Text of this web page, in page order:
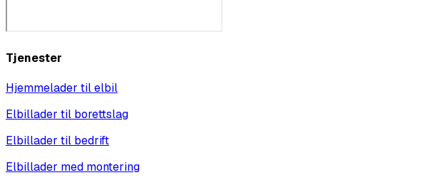
Tjenester
Hjemmelader til elbil
Elbillader til borettslag
Elbillader til bedrift
Elbillader med montering